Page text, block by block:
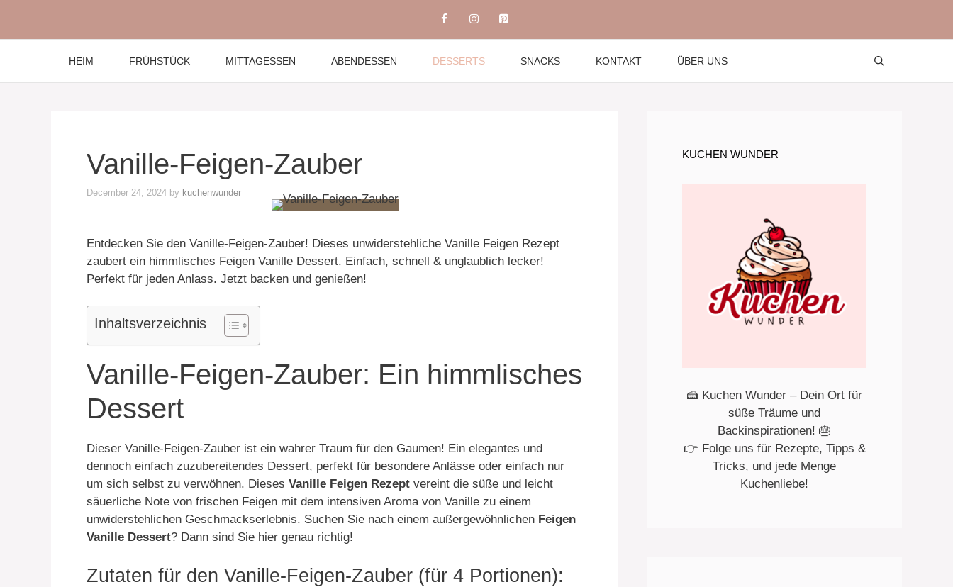
content
HEIM FRÜHSTÜCK MITTAGESSEN ABENDESSEN DESSERTS SNACKS KONTAKT ÜBER UNS
Vanille-Feigen-Zauber
December 24, 2024 by kuchenwunder
Entdecken Sie den Vanille-Feigen-Zauber! Dieses unwiderstehliche Vanille Feigen Rezept
zaubert ein himmlisches Feigen Vanille Dessert. Einfach, schnell & unglaublich lecker!
Perfekt für jeden Anlass. Jetzt backen und genießen!
Inhaltsverzeichnis
Vanille-Feigen-Zauber: Ein himmlisches
Dessert
Dieser Vanille-Feigen-Zauber ist ein wahrer Traum für den Gaumen! Ein elegantes und
dennoch einfach zuzubereitendes Dessert, perfekt für besondere Anlässe oder einfach nur
um sich selbst zu verwöhnen. Dieses Vanille Feigen Rezept vereint die süße und leicht
säuerliche Note von frischen Feigen mit dem intensiven Aroma von Vanille zu einem
unwiderstehlichen Geschmackserlebnis. Suchen Sie nach einem außergewöhnlichen Feigen
Vanille Dessert? Dann sind Sie hier genau richtig!
Zutaten für den Vanille-Feigen-Zauber (für 4 Portionen):
KUCHEN WUNDER
🍰 Kuchen Wunder – Dein Ort für
süße Träume und
Backinspirationen! 🎂
👉 Folge uns für Rezepte, Tipps &
Tricks, und jede Menge
Kuchenliebe!